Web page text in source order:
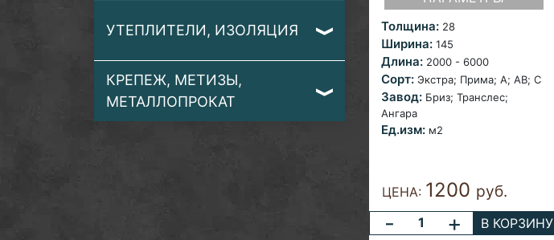
УТЕПЛИТЕЛИ, ИЗОЛЯЦИЯ
КРЕПЕЖ, МЕТИЗЫ,
МЕТАЛЛОПРОКАТ
Толщина: 28
Ширина: 145
Длина: 2000 - 6000
Сорт: Экстра; Прима; A; AB; С
Завод: Бриз; Транслес;
Ангара
Ед.изм: м2
ЦЕНА: 1200 руб.
- +
В КОРЗИНУ